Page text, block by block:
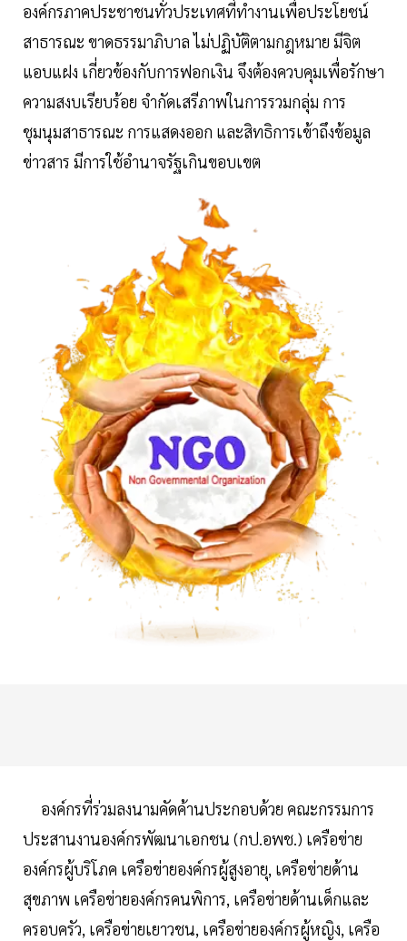
องค์กรภาคประชาชนทั่วประเทศที่ทำงานเพื่อประโยชน์
สาธารณะ ขาดธรรมาภิบาล ไม่ปฏิบัติตามกฎหมาย มีจิต
แอบแฝง เกี่ยวข้องกับการฟอกเงิน จึงต้องควบคุมเพื่อรักษา
ความสงบเรียบร้อย จำกัดเสรีภาพในการรวมกลุ่ม การ
ชุมนุมสาธารณะ การแสดงออก และสิทธิการเข้าถึงข้อมูล
ข่าวสาร มีการใช้อำนาจรัฐเกินขอบเขต
องค์กรที่ร่วมลงนามคัดค้านประกอบด้วย คณะกรรมการ
ประสานงานองค์กรพัฒนาเอกชน (กป.อพช.) เครือข่าย
องค์กรผู้บริโภค เครือข่ายองค์กรผู้สูงอายุ, เครือข่ายด้าน
สุขภาพ เครือข่ายองค์กรคนพิการ, เครือข่ายด้านเด็กและ
ครอบครัว, เครือข่ายเยาวชน, เครือข่ายองค์กรผู้หญิง, เครือ